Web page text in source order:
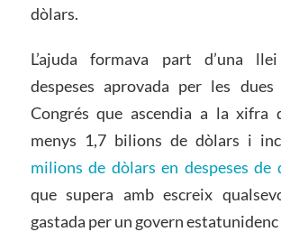
dòlars.
L’ajuda formava part d’una
despeses aprovada per les dues
Congrés que ascendia a la xifra
menys 1,7 bilions de dòlars i
milions de dòlars en despeses de
que supera amb escreix
gastada per un govern